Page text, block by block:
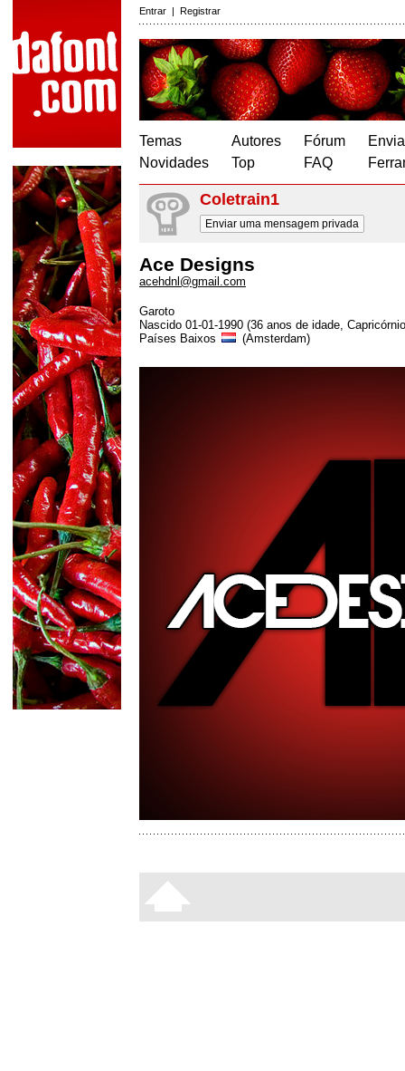
Entrar | Registrar
Temas
Novidades
Autores
Top
Fórum
FAQ
Coletrain1
Enviar uma mensagem privada
Ace Designs
acehdnl@gmail.com
Garoto
Nascido 01-01-1990 (36 anos de idade,
Países Baixos
(Amsterdam)